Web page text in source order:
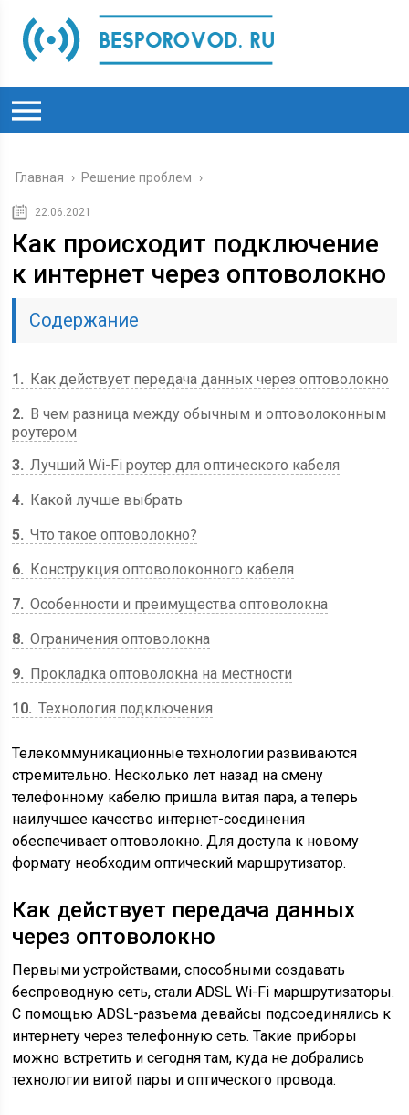
Главная › Решение проблем ›
22.06.2021
Как происходит подключение
к интернет через оптоволокно
Содержание
1
Как действует передача данных через оптоволокно
2
В чем разница между обычным и оптоволоконным
роутером
3 Лучший Wi-Fi роутер для оптического кабеля
4
Какой лучше выбрать
5 Что такое оптоволокно?
6
Конструкция оптоволоконного кабеля
7 Особенности и преимущества оптоволокна
8 Ограничения оптоволокна
9
Прокладка оптоволокна на местности
10 Технология подключения
Телекоммуникационные технологии развиваются
стремительно. Несколько лет назад на смену
телефонному кабелю пришла витая пара, а теперь
наилучшее качество интернет-соединения
обеспечивает оптоволокно. Для доступа к новому
формату необходим оптический маршрутизатор.
Как действует передача данных
через оптоволокно
Первыми устройствами, способными создавать
беспроводную сеть, стали ADSL Wi-Fi маршрутизаторы.
С помощью ADSL-разъема девайсы подсоединялись к
интернету через телефонную сеть. Такие приборы
можно встретить и сегодня там, куда не добрались
технологии витой пары и оптического провода.